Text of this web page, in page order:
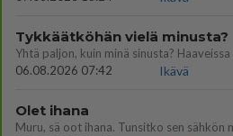
Tykkäätköhän vielä minusta?
06.08.2026 07:42
Ikävä
Olet ihana